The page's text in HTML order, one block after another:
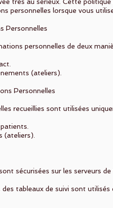
personnelles lorsque vous
Personnelles
personnelles de deux
(ateliers).
Personnelles
recueillies sont utilisées
(ateliers).
sécurisées sur les serveurs
tableaux de suivi sont